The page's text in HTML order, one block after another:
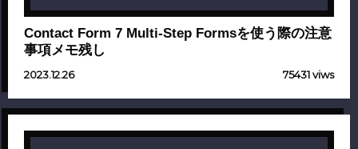
Contact Form 7 Multi-Step Formsを使う際の注意
事項メモ残し
2023.12.26 75431 viws